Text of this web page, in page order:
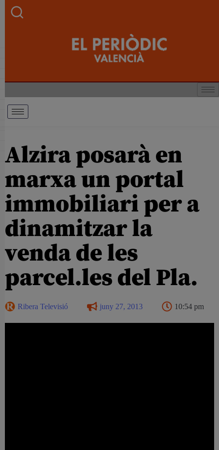
Alzira posarà en
marxa un portal
immobiliari per a
dinamitzar la
venda de les
parcel.les del Pla.
Ribera Televisió juny 27, 2013 10:54 pm